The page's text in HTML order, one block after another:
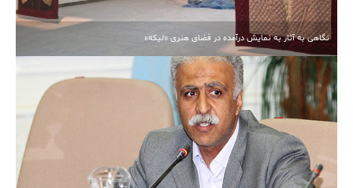
نگاهی به آثار به نمایش درآمده در فضای هنری «لیکه»